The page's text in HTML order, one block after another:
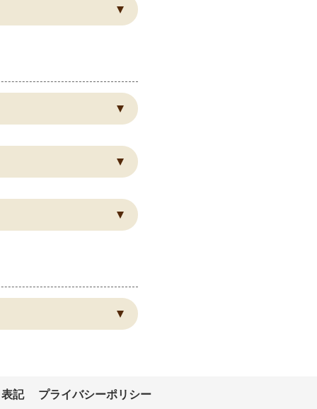
記 プライバシーポリシー